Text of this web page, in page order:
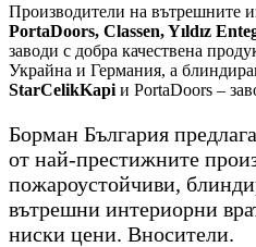
Производители на вътрешните
PortaDoors, Classen, Yıldız
заводи с добра качествена
Украйна и Германия, а
StarCelikKapi и PortaDoors –
Борман България
от най-престижните
пожароустойчиви,
вътрешни интериорни
ниски цени. Вносители.